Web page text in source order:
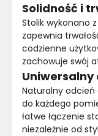
Solidność i
Stolik wykonano
zapewnia
codzienne
zachowuje swój
Naturalny odcień
do każdego
łatwe łączenie
niezależnie od